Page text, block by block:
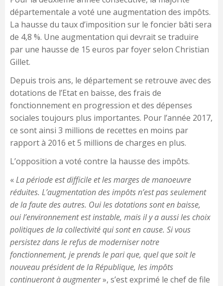
départementale a voté une augmentation des impôts.
La hausse du taux d’imposition sur le foncier bâti sera
de 4,8 %. Une augmentation qui devrait se traduire
par une hausse de 15 euros par foyer selon Christian
Gillet.
Depuis trois ans, le département se retrouve avec des
dotations de l’Etat en baisse, des frais de
fonctionnement en progression et des dépenses
sociales toujours plus importantes. Pour l’année 2017,
ce sont ainsi 3 millions de recettes en moins par
rapport à 2016 et 5 millions de charges en plus.
L’opposition a voté contre la hausse des impôts.
«La période est difficile et les marges de manoeuvre
réduites. L’augmentation des impôts n’est pas seulement
de la faute des autres. Oui les dotations sont en baisse,
oui l’environnement est instable, mais il y a aussi les choix
politiques de la collectivité qui sont en cause. Si vous
persistez dans le refus de moderniser notre
fonctionnement, je prends le pari que, quel que soit le
nouveau président de la République, les impôts
continueront à augmenter», s’est exprimé le chef de file